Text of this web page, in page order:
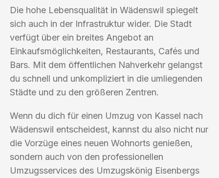
Die hohe Lebensqualität in Wädenswil spiegelt
sich auch in der Infrastruktur wider. Die Stadt
verfügt über ein breites Angebot an
Einkaufsmöglichkeiten, Restaurants, Cafés und
Bars. Mit dem öffentlichen Nahverkehr gelangst
du schnell und unkompliziert in die umliegenden
Städte und zu den größeren Zentren.
Wenn du dich für einen Umzug von Kassel nach
Wädenswil entscheidest, kannst du also nicht nur
die Vorzüge eines neuen Wohnorts genießen,
sondern auch von den professionellen
Umzugsservices des Umzugskönig Eisenbergs